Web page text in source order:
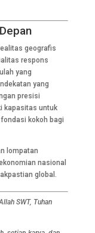
geografis
respons
yang
yang
presisi
kapasitas untuk
kokoh bagi
lompatan
nasional
global.
SWT, Tuhan